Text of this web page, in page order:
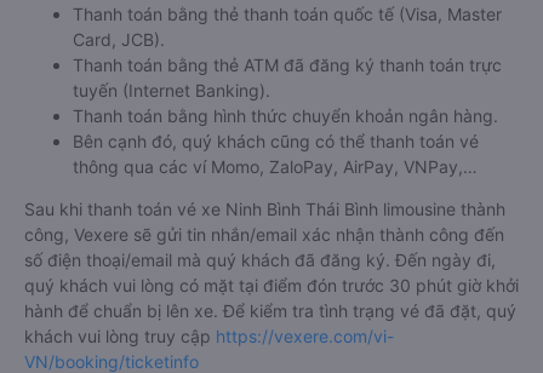
Thanh toán bằng thẻ thanh toán quốc tế (Visa, Master
Card, JCB).
Thanh toán bằng thẻ ATM đã đăng ký thanh toán trực
tuyến (Internet Banking).
Thanh toán bằng hình thức chuyển khoản ngân hàng.
Bên cạnh đó, quý khách cũng có thể thanh toán vé
thông qua các ví Momo, ZaloPay, AirPay, VNPay,…
Sau khi thanh toán vé xe Ninh Bình Thái Bình limousine thành
công, Vexere sẽ gửi tin nhắn/email xác nhận thành công đến
số điện thoại/email mà quý khách đã đăng ký. Đến ngày đi,
quý khách vui lòng có mặt tại điểm đón trước 30 phút giờ khởi
hành để chuẩn bị lên xe. Để kiểm tra tình trạng vé đã đặt, quý
khách vui lòng truy cập https://vexere.com/vi-
VN/booking/ticketinfo